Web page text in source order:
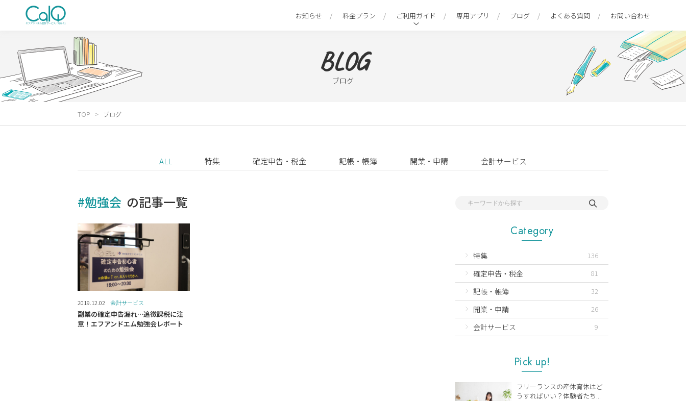
お知らせ 料金プラン ご利用ガイド 専用アプリ ブログ よくある質問 お問い合わせ
BLOG
ブログ
TOP ブログ
ALL 特集 確定申告・税金 記帳・帳簿 開業・申請 会計サービス
#勉強会 の記事一覧
2019.12.02 会計サービス
副業の確定申告漏れ…追徴課税に注
意！エフアンドエム勉強会レポート
Category
特集 136
確定申告・税金 81
記帳・帳簿 32
開業・申請 26
会計サービス 9
Pick up!
フリーランスの産休育休はど
うすればいい？体験者たち...